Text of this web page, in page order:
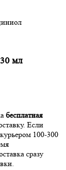
мл
бесплатная
Если
100-300
сразу